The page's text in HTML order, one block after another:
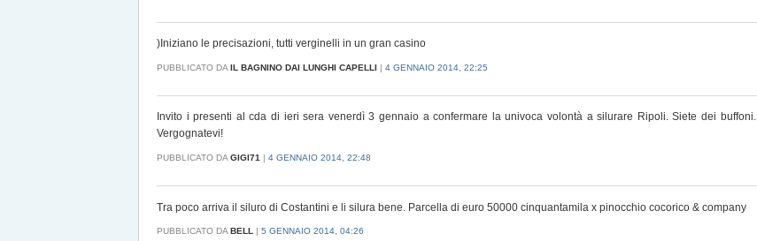
)Iniziano le precisazioni, tutti verginelli in un gran casino
PUBBLICATO DA IL BAGNINO DAI LUNGHI CAPELLI | 4 GENNAIO 2014, 22:25
Invito i presenti al cda di ieri sera venerdì 3 gennaio a confermare la univoca volontà a silurare Ripoli. Siete dei buffoni.
Vergognatevi!
PUBBLICATO DA GIGI71 | 4 GENNAIO 2014, 22:48
Tra poco arriva il siluro di Costantini e li silura bene. Parcella di euro 50000 cinquantamila x pinocchio cocorico & company
PUBBLICATO DABELL | 5 GENNAIO 2014, 04:26